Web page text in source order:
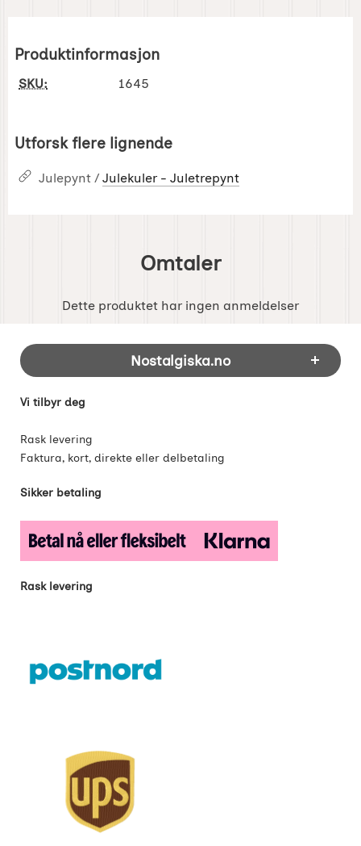
Produktinformasjon
SKU: 1645
Utforsk flere lignende
Julepynt / Julekuler - Juletrepynt
Omtaler
Dette produktet har ingen anmeldelser
Footer-innhold Blandet informasjon og
Nostalgiska.no
Vi tilbyr deg
Rask levering
Faktura, kort, direkte eller delbetaling
Sikker betaling
Rask levering